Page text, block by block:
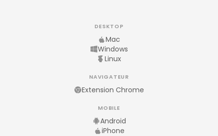
DESKTOP
Mac
Windows
Linux
NAVIGATEUR
Extension Chrome
MOBILE
Android
iPhone